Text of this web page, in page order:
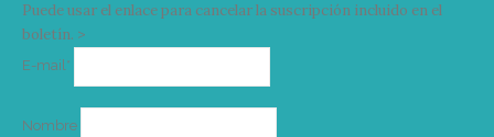
Puede usar el enlace para cancelar la suscripción incluido en el
boletín. >
E-mail*
Nombre